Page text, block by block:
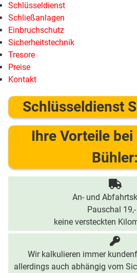
Schlüsseldienst
Schließanlagen
Einbruchschutz
Sicherheitstechnik
Tresore
Preise
Kontakt
Schlüsseldienst
Ihre Vorteile
Bühler:
An- und
Pauschal
keine versteckten
Wir kalkulieren immer
allerdings auch abhängig vom